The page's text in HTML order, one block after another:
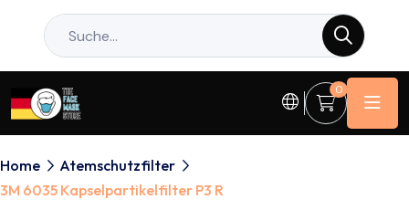
0
Home
Atemschutzfilter
3M 6035 Kapselpartikelfilter P3 R